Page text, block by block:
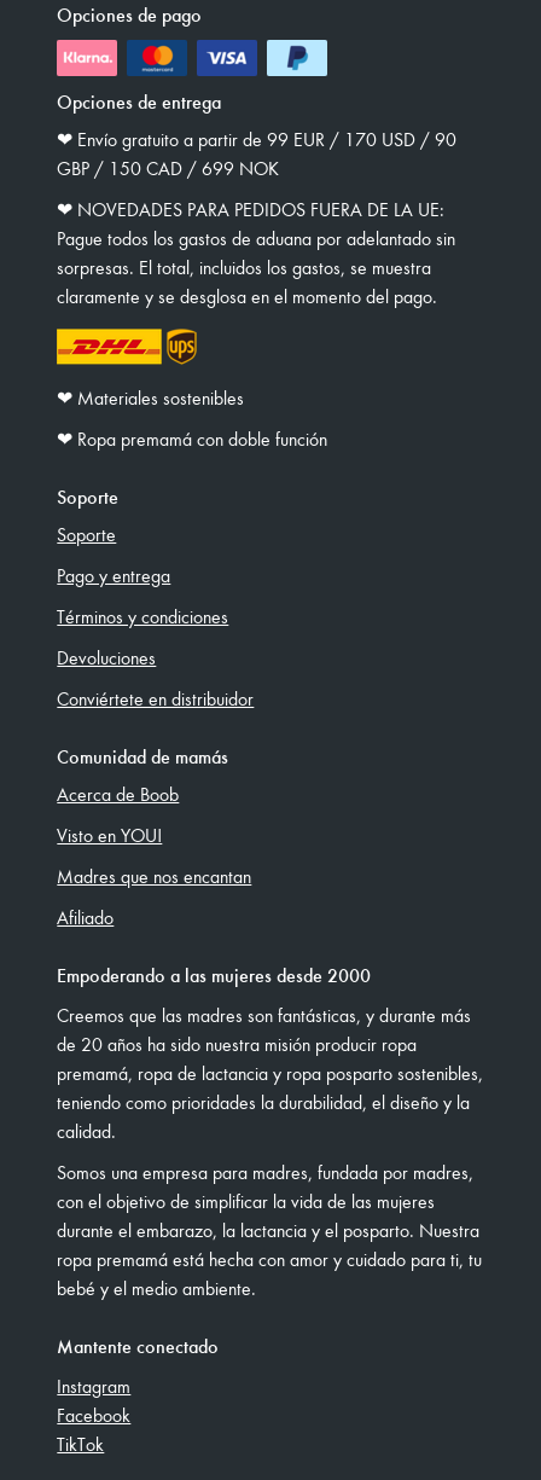
Opciones de pago
Opciones de entrega
❤︎ Envío gratuito a partir de 99 EUR / 170 USD / 90
GBP / 150 CAD / 699 NOK
❤︎ NOVEDADES PARA PEDIDOS FUERA DE LA UE:
Pague todos los gastos de aduana por adelantado sin
sorpresas. El total, incluidos los gastos, se muestra
claramente y se desglosa en el momento del pago.
❤︎ Materiales sostenibles
❤︎ Ropa premamá con doble función
Soporte
Soporte
Pago y entrega
Términos y condiciones
Devoluciones
Conviértete en distribuidor
Comunidad de mamás
Acerca de Boob
Visto en YOU!
Madres que nos encantan
Afiliado
Empoderando a las mujeres desde 2000
Creemos que las madres son fantásticas, y durante más
de 20 años ha sido nuestra misión producir ropa
premamá, ropa de lactancia y ropa posparto sostenibles,
teniendo como prioridades la durabilidad, el diseño y la
calidad.
Somos una empresa para madres, fundada por madres,
con el objetivo de simplificar la vida de las mujeres
durante el embarazo, la lactancia y el posparto. Nuestra
ropa premamá está hecha con amor y cuidado para ti, tu
bebé y el medio ambiente.
Mantente conectado
Instagram
Facebook
TikTok